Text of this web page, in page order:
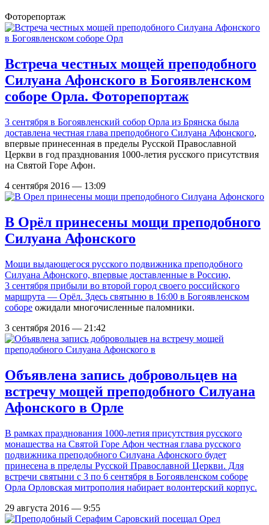
Фоторепортаж
Встреча честных мощей преподобного
Силуана Афонского в Богоявленском
соборе Орла. Фоторепортаж
3 сентября в Богоявленский собор Орла из Брянска была
доставлена честная глава преподобного Силуана Афонского,
впервые принесенная в пределы Русской Православной
Церкви в год празднования 1000-летия русского присутствия
на Святой Горе Афон.
4 сентября 2016 — 13:09
В Орёл принесены мощи преподобного
Силуана Афонского
Мощи выдающегося русского подвижника преподобного
Силуана Афонского, впервые доставленные в Россию,
3 сентября прибыли во второй город своего российского
маршрута — Орёл. Здесь святыню в 16:00 в Богоявленском
соборе ожидали многочисленные паломники.
3 сентября 2016 — 21:42
Объявлена запись добровольцев на
встречу мощей преподобного Силуана
Афонского в Орле
В рамках празднования 1000-летия присутствия русского
монашества на Святой Горе Афон честная глава русского
подвижника преподобного Силуана Афонского будет
принесена в пределы Русской Православной Церкви. Для
встречи святыни с 3 по 6 сентября в Богоявленском соборе
Орла Орловская митрополия набирает волонтерский корпус.
29 августа 2016 — 9:55